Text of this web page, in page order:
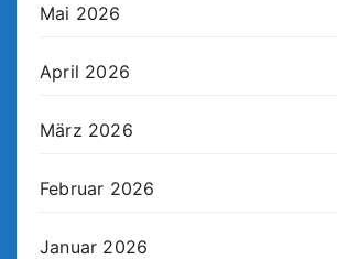
Mai 2026
April 2026
März 2026
Februar 2026
Januar 2026